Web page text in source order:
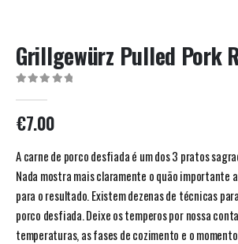
Grillgewürz Pulled Pork
€7.00
A carne de porco desfiada é um dos 3 pratos
Nada mostra mais claramente o quão importante
para o resultado. Existem dezenas de técnicas
porco desfiada. Deixe os temperos por nossa
temperaturas, as fases de cozimento e o